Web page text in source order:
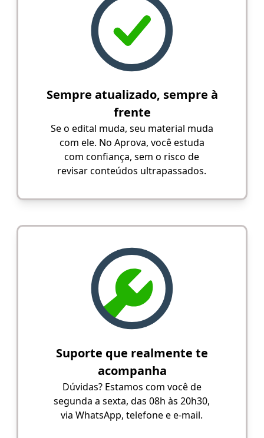
Sempre atualizado, sempre à
frente
Se o edital muda, seu material muda
com ele. No Aprova, você estuda
com confiança, sem o risco de
revisar conteúdos ultrapassados.
Suporte que realmente te
acompanha
Dúvidas? Estamos com você de
segunda a sexta, das 08h às 20h30,
via WhatsApp, telefone e e-mail.